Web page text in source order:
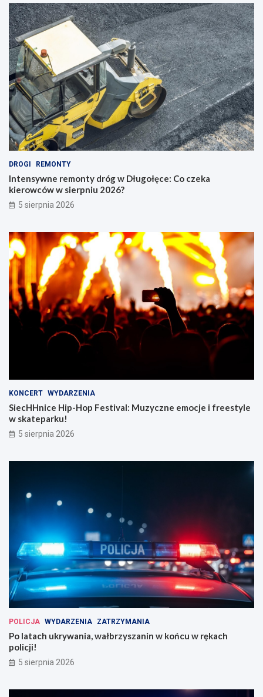
DROGI REMONTY
Intensywne remonty dróg w Długołęce: Co czeka
kierowców w sierpniu 2026?
5 sierpnia 2026
KONCERT WYDARZENIA
SiecHHnice Hip-Hop Festival: Muzyczne emocje i freestyle
w skateparku!
5 sierpnia 2026
POLICJA WYDARZENIA ZATRZYMANIA
Po latach ukrywania, wałbrzyszanin w końcu w rękach
policji!
5 sierpnia 2026